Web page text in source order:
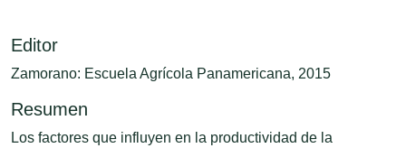
Editor
Zamorano: Escuela Agrícola Panamericana, 2015
Resumen
Los factores que influyen en la productividad de la